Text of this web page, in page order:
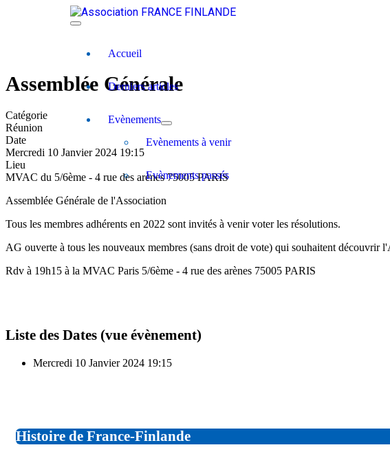
Accueil
Derniers articles
Evènements
Evènements à venir
Evènements passés
Assemblée Générale
Catégorie
Réunion
Date
Mercredi 10 Janvier 2024 19:15
Lieu
MVAC du 5/6ème - 4 rue des arènes 75005 PARIS
Assemblée Générale de l'Association
Tous les membres adhérents en 2022 sont invités à venir voter les résolutions.
AG ouverte à tous les nouveaux membres (sans droit de vote) qui souhaitent découvrir
Rdv à 19h15 à la MVAC Paris 5/6ème - 4 rue des arènes 75005 PARIS
Liste des Dates (vue évènement)
Mercredi 10 Janvier 2024 19:15
Histoire de France-Finlande